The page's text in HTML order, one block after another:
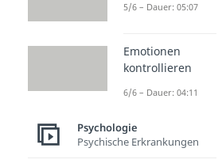
5/6 – Dauer: 05:07
Emotionen
kontrollieren
6/6 – Dauer: 04:11
Psychologie
Psychische Erkrankungen